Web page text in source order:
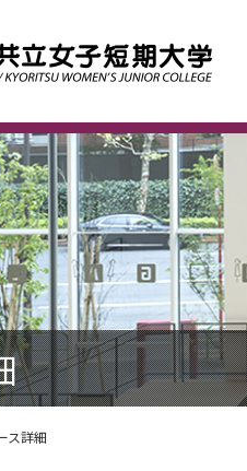
ス詳細